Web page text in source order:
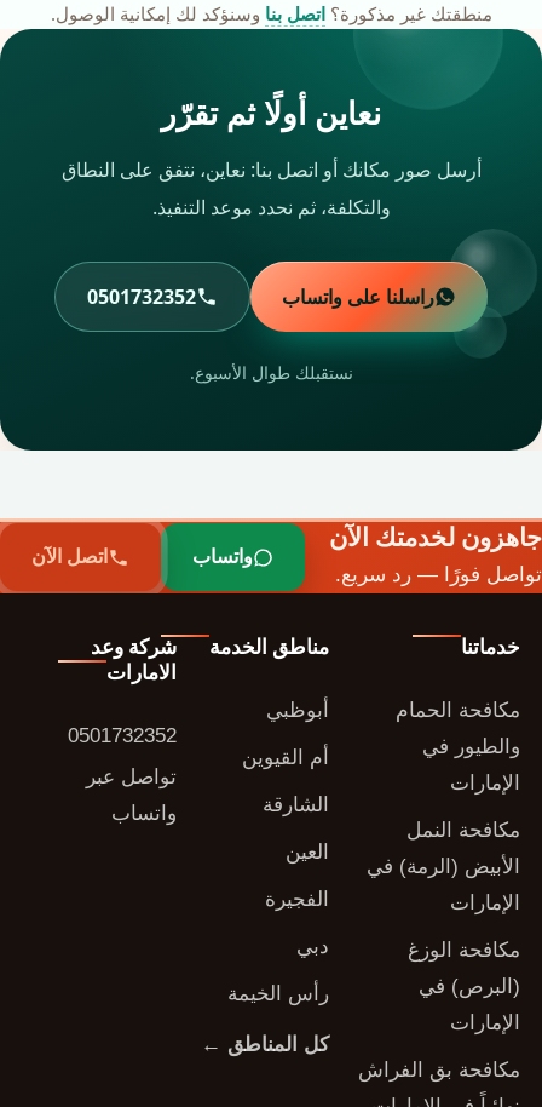
منطقتك غير مذكورة؟اتصل بنا وسنؤكد لك إمكانية الوصول.
نعاين أولًا ثم تقرّر
أرسل صور مكانك أو اتصل بنا: نعاين، نتفق على النطاق
والتكلفة، ثم نحدد موعد التنفيذ.
راسلنا على واتساب 0501732352
نستقبلك طوال الأسبوع.
جاهزون لخدمتك الآن
تواصل فورًا — رد سريع.
واتساب اتصل الآن
خدماتنا
مكافحة الحمام
والطيور في
الإمارات
مكافحة النمل
الأبيض (الرمة) في
الإمارات
مكافحة الوزغ
(البرص) في
الإمارات
مكافحة بق الفراش
مناطق الخدمة
أبوظبي
أم القيوين
الشارقة
العين
الفجيرة
دبي
رأس الخيمة
كل المناطق ←
شركة وعد
الامارات
0501732352
تواصل عبر
واتساب